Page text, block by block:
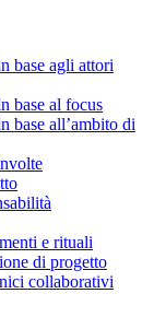
base agli attori
base al focus
base all’ambito di
e rituali
di progetto
collaborativi